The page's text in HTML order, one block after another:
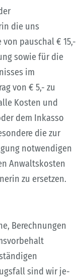
die uns
pauschal € 15,-
sowie für die
im
von € 5,- zu
Kosten und
dem Inkasso
die zur
notwendigen
Anwaltskosten
zu ersetzen.
Berechnungen
sind wir je-